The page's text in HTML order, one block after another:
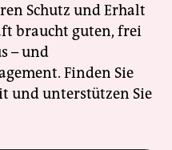
Schutz und Erhalt
braucht guten, frei
– und
Finden Sie
und unterstützen Sie